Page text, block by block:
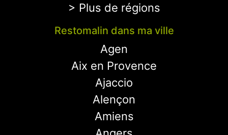
> Plus de régions
Restomalin dans ma ville
Agen
Aix en Provence
Ajaccio
Alençon
Amiens